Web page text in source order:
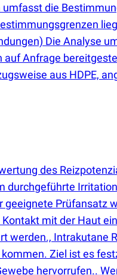
die
Die Analyse
Anfrage
aus HDPE,
des
durchgeführte
geeignete
mit der Haut
werden.,
Ziel ist es
hervorrufen..